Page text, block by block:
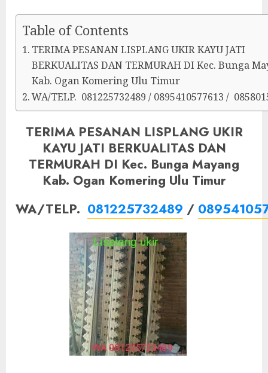
Table of Contents
TERIMA PESANAN LISPLANG UKIR KAYU JATI
BERKUALITAS DAN TERMURAH DI Kec. Bunga
Kab. Ogan Komering Ulu Timur
WA/TELP. 081225732489 / 0895410577613 /
TERIMA PESANAN LISPLANG UKIR
KAYU JATI BERKUALITAS DAN
TERMURAH DI Kec. Bunga Mayang
Kab. Ogan Komering Ulu Timur
WA/TELP. 081225732489 /